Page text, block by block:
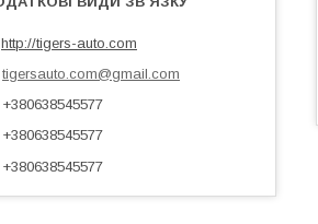
http://tigers-auto.com
tigersauto.com@gmail.com
+380638545577
+380638545577
+380638545577